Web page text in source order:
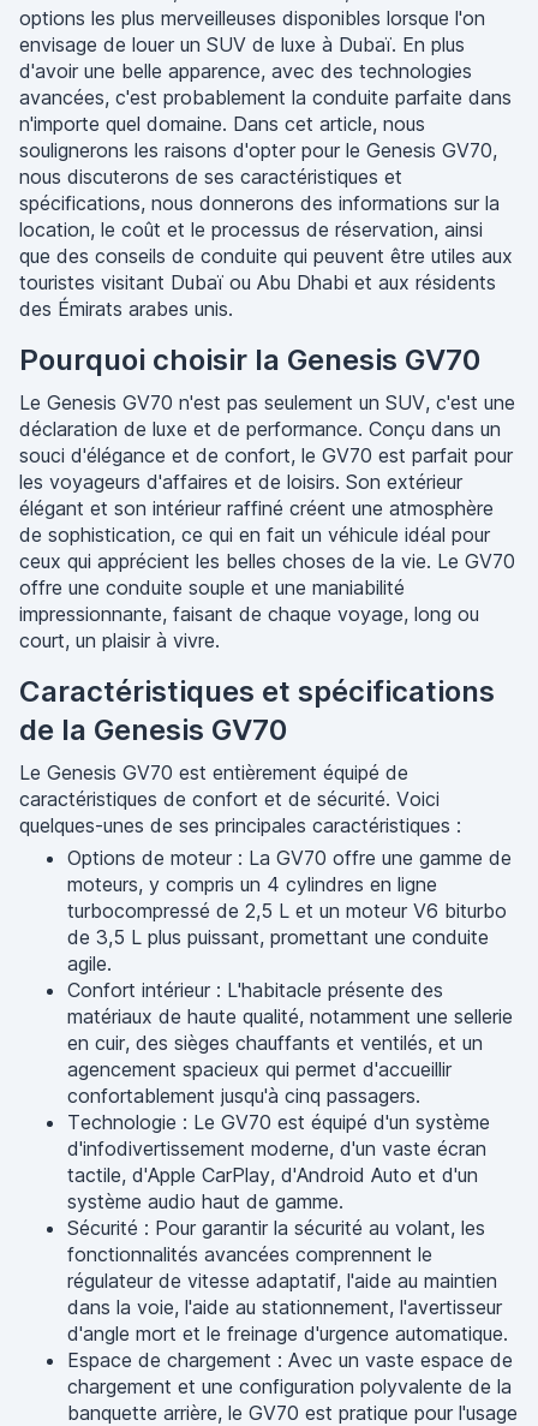
options les plus merveilleuses disponibles lorsque l'on
envisage de louer un SUV de luxe à Dubaï. En plus
d'avoir une belle apparence, avec des technologies
avancées, c'est probablement la conduite parfaite dans
n'importe quel domaine. Dans cet article, nous
soulignerons les raisons d'opter pour le Genesis GV70,
nous discuterons de ses caractéristiques et
spécifications, nous donnerons des informations sur la
location, le coût et le processus de réservation, ainsi
que des conseils de conduite qui peuvent être utiles aux
touristes visitant Dubaï ou Abu Dhabi et aux résidents
des Émirats arabes unis.
Pourquoi choisir la Genesis GV70
Le Genesis GV70 n'est pas seulement un SUV, c'est une
déclaration de luxe et de performance. Conçu dans un
souci d'élégance et de confort, le GV70 est parfait pour
les voyageurs d'affaires et de loisirs. Son extérieur
élégant et son intérieur raffiné créent une atmosphère
de sophistication, ce qui en fait un véhicule idéal pour
ceux qui apprécient les belles choses de la vie. Le GV70
offre une conduite souple et une maniabilité
impressionnante, faisant de chaque voyage, long ou
court, un plaisir à vivre.
Caractéristiques et spécifications
de la Genesis GV70
Le Genesis GV70 est entièrement équipé de
caractéristiques de confort et de sécurité. Voici
quelques-unes de ses principales caractéristiques :
Options de moteur : La GV70 offre une gamme de
moteurs, y compris un 4 cylindres en ligne
turbocompressé de 2,5 L et un moteur V6 biturbo
de 3,5 L plus puissant, promettant une conduite
agile.
Confort intérieur : L'habitacle présente des
matériaux de haute qualité, notamment une sellerie
en cuir, des sièges chauffants et ventilés, et un
agencement spacieux qui permet d'accueillir
confortablement jusqu'à cinq passagers.
Technologie : Le GV70 est équipé d'un système
d'infodivertissement moderne, d'un vaste écran
tactile, d'Apple CarPlay, d'Android Auto et d'un
système audio haut de gamme.
Sécurité : Pour garantir la sécurité au volant, les
fonctionnalités avancées comprennent le
régulateur de vitesse adaptatif, l'aide au maintien
dans la voie, l'aide au stationnement, l'avertisseur
d'angle mort et le freinage d'urgence automatique.
Espace de chargement : Avec un vaste espace de
chargement et une configuration polyvalente de la
banquette arrière, le GV70 est pratique pour l'usage